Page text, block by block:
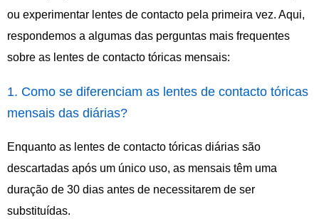
ou experimentar lentes de contacto pela primeira vez. Aqui,
respondemos a algumas das perguntas mais frequentes
sobre as lentes de contacto tóricas mensais:
1. Como se diferenciam as lentes de contacto tóricas
mensais das diárias?
Enquanto as lentes de contacto tóricas diárias são
descartadas após um único uso, as mensais têm uma
duração de 30 dias antes de necessitarem de ser
substituídas.